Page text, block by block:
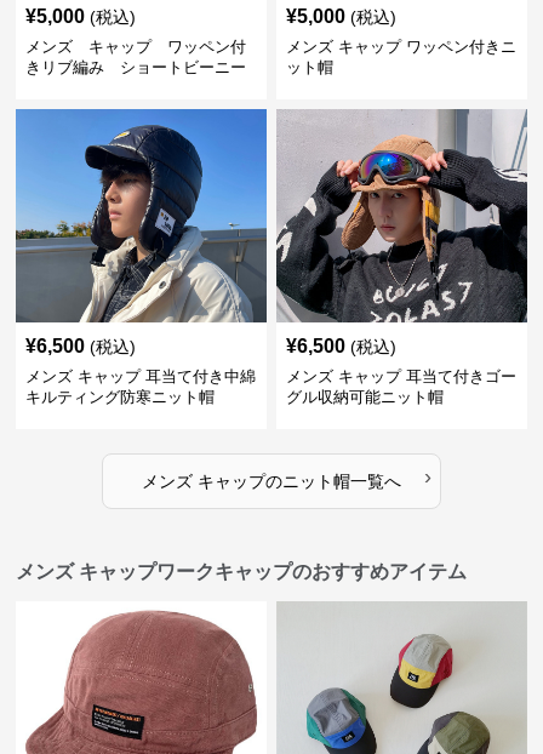
¥5,000 (税込)
メンズ キャップ ワッペン付
きリブ編み ショートビーニー
¥5,000 (税込)
メンズ キャップ ワッペン付きニ
ット帽
¥6,500 (税込)
メンズ キャップ 耳当て付き中綿
キルティング防寒ニット帽
¥6,500 (税込)
メンズ キャップ 耳当て付きゴー
グル収納可能ニット帽
メンズ キャップのニット帽一覧へ ›
メンズ キャップワークキャップのおすすめアイテム